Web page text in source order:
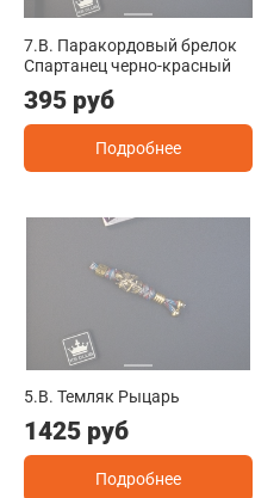
7.B. Паракордовый брелок
Спартанец черно-красный
395 руб
Подробнее
5.B. Темляк Рыцарь
1425 руб
Подробнее